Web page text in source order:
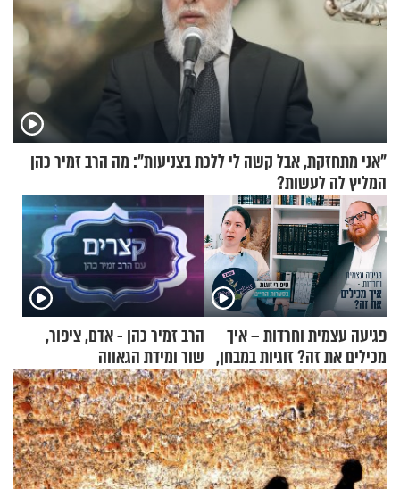
"אני מתחזקת, אבל קשה לי ללכת בצניעות": מה הרב זמיר כהן
המליץ לה לעשות?
פגיעה עצמית וחרדות – איך
מכילים את זה? זוגיות במבחן,
הפעם עם יהודית ואלתר כהן
הרב זמיר כהן - אדם, ציפור,
שור ומידת הגאווה